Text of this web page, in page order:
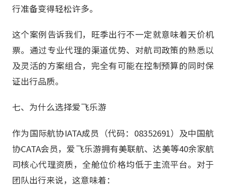
行准备变得轻松许多。
这个案例告诉我们，旺季出行不一定就意味着天价机
票。通过专业代理的渠道优势、对航司政策的熟悉以
及灵活的方案组合，完全有可能在控制预算的同时保
证出行品质。
七、为什么选择爱飞乐游
作为国际航协IATA成员（代码：08352691）及中国航
协CATA会员，爱飞乐游拥有美联航、达美等40余家航
司核心代理资质，全舱位价格均低于主流平台。对于
团队出行来说，这意味着：